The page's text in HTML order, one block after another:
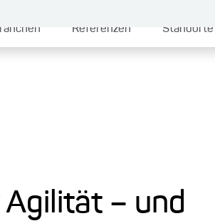
Referenzen Standorte
– und